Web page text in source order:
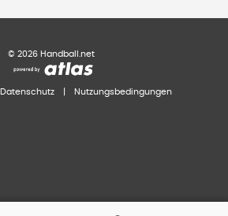
© 2026 Handball.net
Datenschutz Nutzungsbedingungen